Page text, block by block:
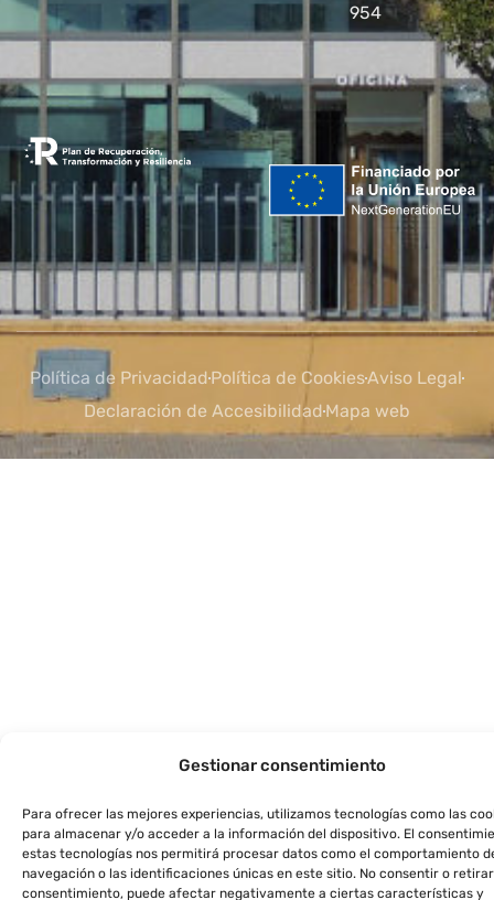
Gestionar consentimiento
Para ofrecer las mejores experiencias, utilizamos tecnologías como las
para almacenar y/o acceder a la información del dispositivo. El
estas tecnologías nos permitirá procesar datos como el comportamiento
navegación o las identificaciones únicas en este sitio. No consentir o
consentimiento, puede afectar negativamente a ciertas características y
954
Política de Privacidad Política de CookiesAviso Legal
Declaración de Accesibilidad Mapa web